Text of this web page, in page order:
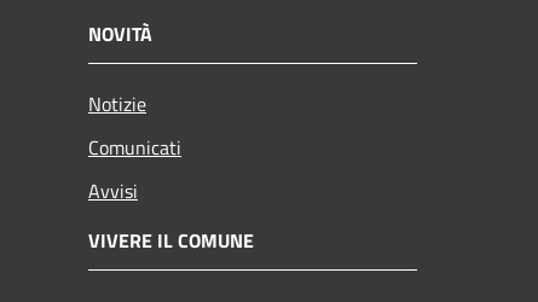
NOVITÀ
Notizie
Comunicati
Avvisi
VIVERE IL COMUNE